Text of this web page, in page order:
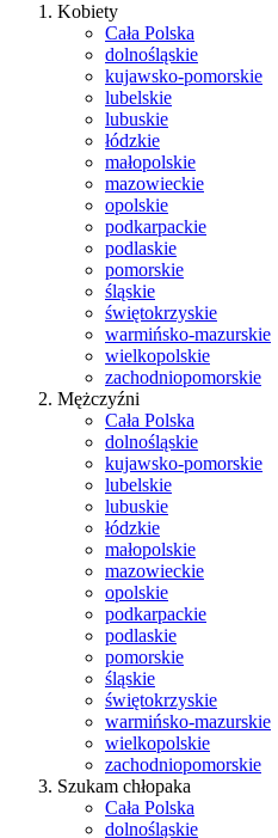
Kobiety
Cała Polska
dolnośląskie
kujawsko-pomorskie
lubelskie
lubuskie
łódzkie
małopolskie
mazowieckie
opolskie
podkarpackie
podlaskie
pomorskie
śląskie
świętokrzyskie
warmińsko-mazurskie
wielkopolskie
zachodniopomorskie
Mężczyźni
Cała Polska
dolnośląskie
kujawsko-pomorskie
lubelskie
lubuskie
łódzkie
małopolskie
mazowieckie
opolskie
podkarpackie
podlaskie
pomorskie
śląskie
świętokrzyskie
warmińsko-mazurskie
wielkopolskie
zachodniopomorskie
Szukam chłopaka
Cała Polska
dolnośląskie